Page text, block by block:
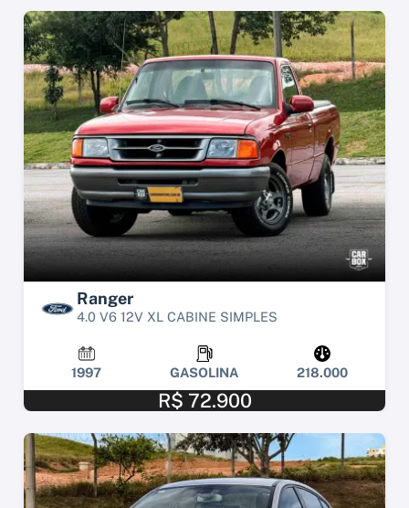
Ranger
4.0 V6 12V XL CABINE SIMPLES
1997 GASOLINA 218.000
R$ 72.900